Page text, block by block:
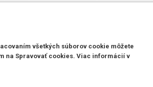
všetkých súborov cookie môžete
na Spravovať cookies. Viac informácií v